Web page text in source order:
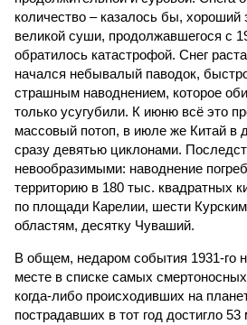
количество – казалось бы, хороший
великой суши, продолжавшегося с
обратилось катастрофой. Снег
начался небывалый паводок,
страшным наводнением, которое
только усугубили. К июню всё это
массовый потоп, в июле же Китай в
сразу девятью циклонами.
невообразимыми: наводнение
территорию в 180 тыс. квадратных
по площади Карелии, шести
областям, десятку Чуваший.
В общем, недаром события 1931-го
месте в списке самых
когда-либо происходивших на
пострадавших в тот год достигло